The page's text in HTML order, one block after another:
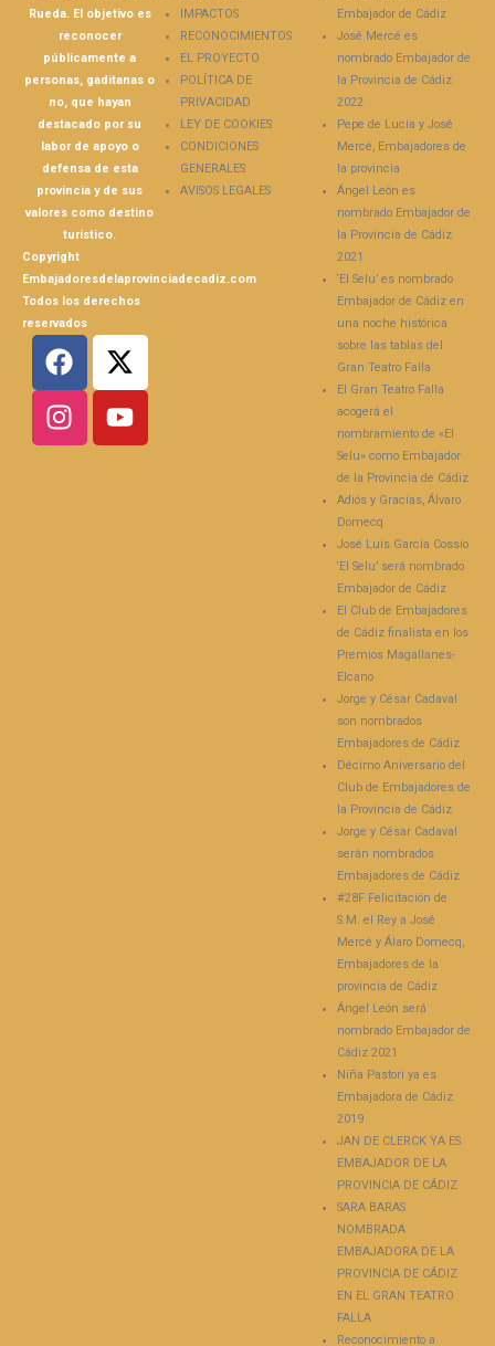
Rueda. El objetivo es
reconocer
públicamente a
personas, gaditanas o
no, que hayan
destacado por su
labor de apoyo o
defensa de esta
provincia y de sus
valores como destino
turístico.
Copyright
Embajadoresdelaprovinciadecadiz.com
Todos los derechos
reservados
IMPACTOS
RECONOCIMIENTOS
EL PROYECTO
POLÍTICA DE
PRIVACIDAD
LEY DE COOKIES
CONDICIONES
GENERALES
AVISOS LEGALES
Embajador de Cádiz
José Mercé es
nombrado Embajador de
la Provincia de Cádiz
2022
Pepe de Lucía y José
Mercé, Embajadores de
la provincia
Ángel León es
nombrado Embajador de
la Provincia de Cádiz
2021
‘El Selu’ es nombrado
Embajador de Cádiz en
una noche histórica
sobre las tablas del
Gran Teatro Falla
El Gran Teatro Falla
acogerá el
nombramiento de «El
Selu» como Embajador
de la Provincia de Cádiz
Adiós y Gracias, Álvaro
Domecq
José Luis García Cossío
‘El Selu’ será nombrado
Embajador de Cádiz
El Club de Embajadores
de Cádiz finalista en los
Premios Magallanes-
Elcano
Jorge y César Cadaval
son nombrados
Embajadores de Cádiz
Décimo Aniversario del
Club de Embajadores de
la Provincia de Cádiz
Jorge y César Cadaval
serán nombrados
Embajadores de Cádiz
#28F Felicitación de
S.M. el Rey a José
Mercé y Álaro Domecq,
Embajadores de la
provincia de Cádiz
Ángel León será
nombrado Embajador de
Cádiz 2021
Niña Pastori ya es
Embajadora de Cádiz
2019
JAN DE CLERCK YA ES
EMBAJADOR DE LA
PROVINCIA DE CÁDIZ
SARA BARAS
NOMBRADA
EMBAJADORA DE LA
PROVINCIA DE CÁDIZ
EN EL GRAN TEATRO
FALLA
Reconocimiento a